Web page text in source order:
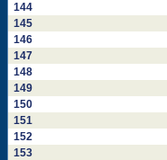
144
145
146
147
148
149
150
151
152
153